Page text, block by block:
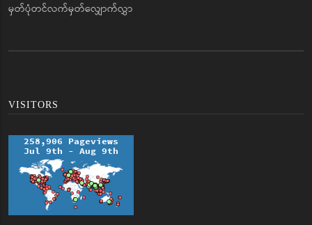
မှတ်ပုံတင်လက်မှတ်လျှောက်လွှာ
VISITORS